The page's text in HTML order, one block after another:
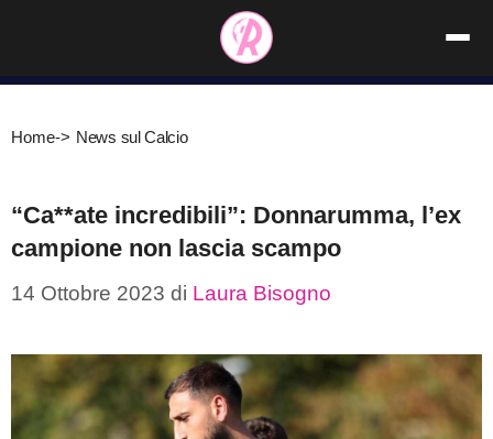
contenuto
Home-> News sul Calcio
“Ca**ate incredibili”: Donnarumma, l’ex
campione non lascia scampo
14 Ottobre 2023 di Laura Bisogno